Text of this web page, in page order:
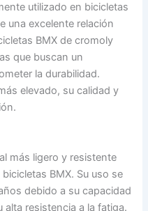
utilizado en bicicletas
una excelente relación
BMX de cromoly
que buscan un
la durabilidad.
elevado, su calidad y
más ligero y resistente
BMX. Su uso se
debido a su capacidad
resistencia a la fatiga.